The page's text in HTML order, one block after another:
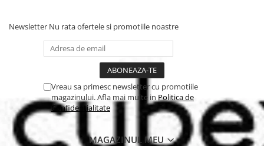
sistemele clasice cu centuri. Se ajustează fără efort pentru a se
adapta creșterii copilului, iarindicatorul de blocare
confirmarea unei instalări sigure.
Newsletter Nu rata ofertele si promotiile noastre
Vreau sa primesc newsletter cu promotiile
magazinului. Afla mai multe in Politica de
Confidentialitate
MAGAZINUL MEU